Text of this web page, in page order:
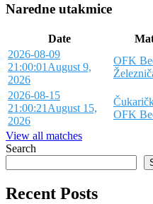
Naredne utakmice
Date
2026-08-09
21:00:01 August 9,
2026
OFK
2026-08-15
21:00:21 August 15,
2026
OFK
View all matches
Search
Recent Posts